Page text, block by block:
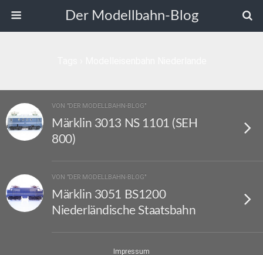
Der Modellbahn-Blog
VON "DER MODELLBAHN-BLOG"
Märklin 3013 NS 1101 (SEH
800)
VON "DER MODELLBAHN-BLOG"
Märklin 3051 BS1200
Niederländische Staatsbahn
Impressum